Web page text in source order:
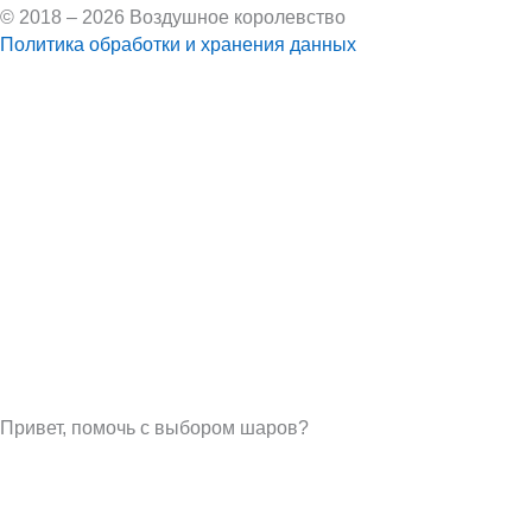
© 2018 – 2026 Воздушное королевство
Политика обработки и хранения данных
Привет, помочь с выбором шаров?